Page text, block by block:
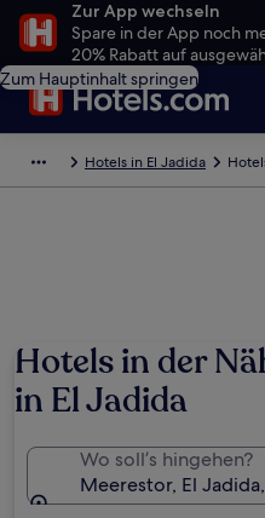
Zur App wechseln
Spare in der App noch
20% Rabatt auf
Zum Hauptinhalt springen
Hotels in El Jadida
Hotels in der
in El Jadida
Wo soll’s hingehen?
Meerestor, El